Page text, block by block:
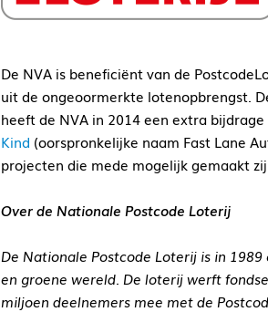
De NVA is beneficiënt van de
uit de ongeoormerkte lotenopbrengst.
heeft de NVA in 2014 een extra
Kind (oorspronkelijke naam Fast Lane
projecten die mede mogelijk gemaakt
Over de Nationale Postcode Loterij
De Nationale Postcode Loterij is in
en groene wereld. De loterij werft
miljoen deelnemers mee met de